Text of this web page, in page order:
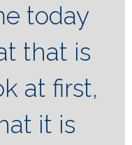
today
that is
at first,
it is